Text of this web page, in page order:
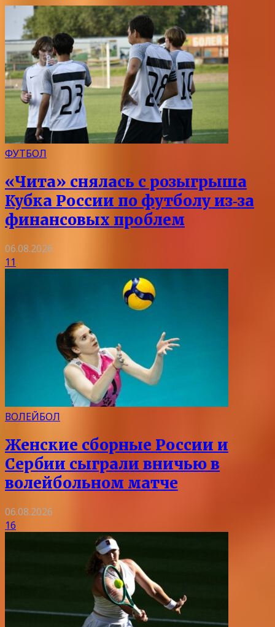
ФУТБОЛ
«Чита» снялась с розыгрыша
Кубка России по футболу из‑за
финансовых проблем
06.08.2026
11
ВОЛЕЙБОЛ
Женские сборные России и
Сербии сыграли вничью в
волейбольном матче
06.08.2026
16